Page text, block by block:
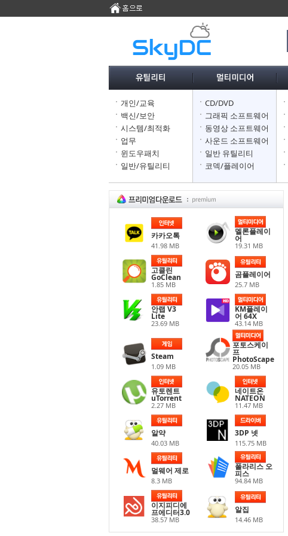
개인/교육
백신/보안
시스템/최적화
업무
윈도우패치
일반/유틸리티
CD/DVD
그래픽 소프트웨어
동영상 소프트웨어
사운드 소프트웨어
일반 유틸리티
코덱/플레이어
카카오톡
41.98 MB
멜론플레이
어
19.31 MB
고클린
GoClean
1.85 MB
곰플레이어
25.7 MB
안랩 V3
Lite
23.69 MB
KM플레이
어 64X
43.14 MB
Steam
1.09 MB
포토스케이
프
PhotoScape
20.05 MB
유토렌트
uTorrent
2.27 MB
네이트온
NATEON
11.47 MB
알약
40.03 MB
3DP 넷
115.75 MB
멀웨어 제로
8.3 MB
폴라리스 오
피스
94.84 MB
이지피디에
프에디터3.0
38.57 MB
알집
14.46 MB